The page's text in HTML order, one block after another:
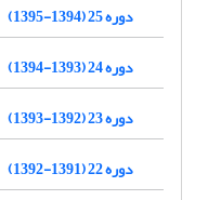
دوره 25 (1394-1395)
دوره 24 (1393-1394)
دوره 23 (1392-1393)
دوره 22 (1391-1392)